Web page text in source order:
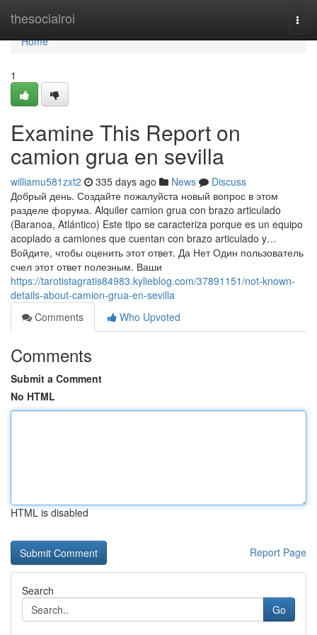
thesocialroi
Home
Home
1
Examine This Report on
camion grua en sevilla
williamu581zxt2 335 days ago News
Discuss
Добрый день. Создайте пожалуйста новый вопрос в этом
разделе форума. Alquiler camion grua con brazo articulado
(Baranoa, Atlántico) Este tipo se caracteriza porque es un equipo
acoplado a camiones que cuentan con brazo articulado y…
Войдите, чтобы оценить этот ответ. Да Нет Один пользователь
счел этот ответ полезным. Ваши
https://tarotistagratis84983.kylieblog.com/37891151/not-known-
details-about-camion-grua-en-sevilla
Comments
Who Upvoted
Comments
Submit a Comment
No HTML
HTML is disabled
Report Page
Search
Go